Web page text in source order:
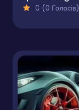
0 (0 Голосів)